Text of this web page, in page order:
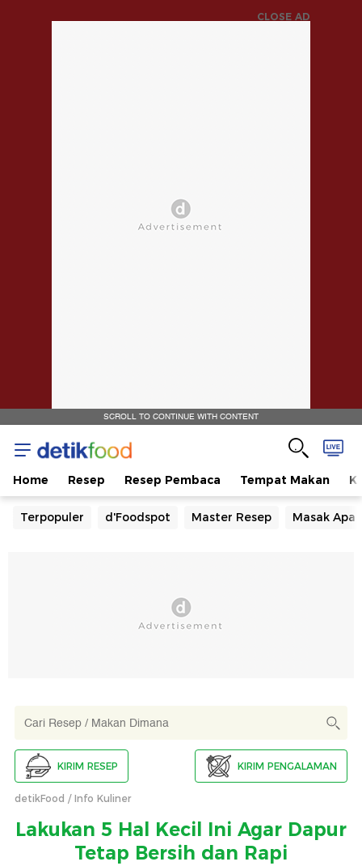
CLOSE AD
SCROLL TO CONTINUE WITH CONTENT
Home Resep Resep Pembaca Tempat Makan
Terpopuler d'Foodspot Master Resep Masak Apa
KIRIM RESEP KIRIM PENGALAMAN
detikFood Info Kuliner
Lakukan 5 Hal Kecil Ini Agar Dapur
Tetap Bersih dan Rapi